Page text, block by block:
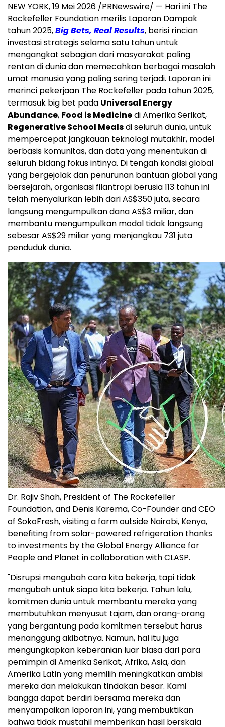
NEW YORK,19 Mei 2026 /PRNewswire/ — Hari ini The
Rockefeller Foundation merilis Laporan Dampak
tahun 2025,Big Bets, Real Results, berisi rincian
investasi strategis selama satu tahun untuk
mengangkat sebagian dari masyarakat paling
rentan di dunia dan memecahkan berbagai masalah
umat manusia yang paling sering terjadi. Laporan ini
merinci pekerjaan The Rockefeller pada tahun 2025,
termasuk big bet pada Universal Energy
Abundance, Food is Medicinedi Amerika Serikat,
Regenerative School Mealsdi seluruh dunia, untuk
mempercepat jangkauan teknologi mutakhir, model
berbasis komunitas, dan data yang menentukan di
seluruh bidang fokus intinya. Di tengah kondisi global
yang bergejolak dan penurunan bantuan global yang
bersejarah, organisasi filantropi berusia 113 tahun ini
telah menyalurkan lebih dari AS$350 juta, secara
langsung mengumpulkan dana AS$3 miliar, dan
membantu mengumpulkan modal tidak langsung
sebesar AS$29 miliar yang menjangkau 731 juta
penduduk dunia.
Dr. Rajiv Shah, President of The Rockefeller
Foundation, and Denis Karema, Co-Founder and CEO
of SokoFresh, visiting a farm outside Nairobi, Kenya,
benefiting from solar-powered refrigeration thanks
to investments by the Global Energy Alliance for
People and Planet in collaboration with CLASP.
"Disrupsi mengubah cara kita bekerja, tapi tidak
mengubah untuk siapa kita bekerja. Tahun lalu,
komitmen dunia untuk membantu mereka yang
membutuhkan menyusut tajam, dan orang-orang
yang bergantung pada komitmen tersebut harus
menanggung akibatnya. Namun, hal itu juga
mengungkapkan keberanian luar biasa dari para
pemimpin di Amerika Serikat, Afrika, Asia, dan
Amerika Latin yang memilih meningkatkan ambisi
mereka dan melakukan tindakan besar. Kami
bangga dapat berdiri bersama mereka dan
menyampaikan laporan ini, yang membuktikan
bahwa tidak mustahil memberikan hasil berskala